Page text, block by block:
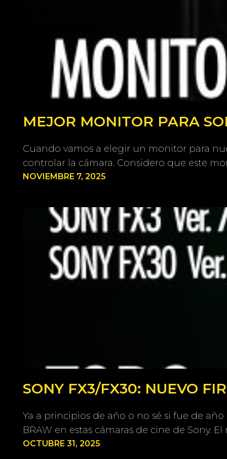
MEJOR MONITOR PARA
Cuando vamos a elegir un monitor para
controlar la cámara. Considero que este
NOVIEMBRE 7, 2025
SONY FX3/FX30: NUEVO
Ya a principios de año o no sé si fue de
BRAW en estas cámaras de cine de Sony.
OCTUBRE 31, 2025